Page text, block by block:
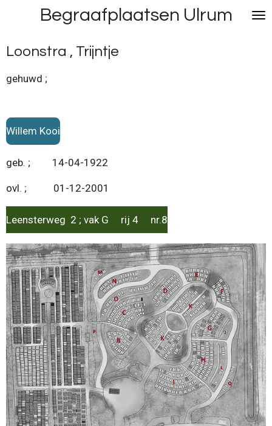
naar
de
hoofdinhoud
Begraafplaatsen Ulrum
Loonstra , Trijntje
gehuwd ;
Willem Kooi
geb. ; 14-04-1922
ovl. ; 01-12-2001
Leensterweg 2 ; vak G rij 4 nr.8